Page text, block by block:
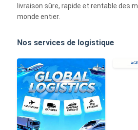
livraison sûre, rapide et rentable des
monde entier.
Nos services de logistique